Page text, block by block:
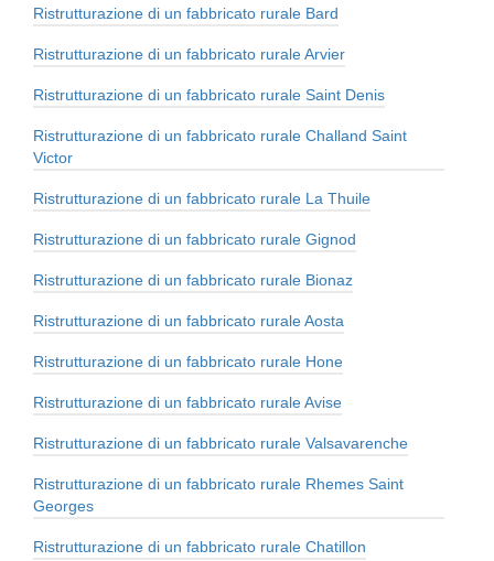
Ristrutturazione di un fabbricato rurale Bard
Ristrutturazione di un fabbricato rurale Arvier
Ristrutturazione di un fabbricato rurale Saint Denis
Ristrutturazione di un fabbricato rurale Challand Saint
Victor
Ristrutturazione di un fabbricato rurale La Thuile
Ristrutturazione di un fabbricato rurale Gignod
Ristrutturazione di un fabbricato rurale Bionaz
Ristrutturazione di un fabbricato rurale Aosta
Ristrutturazione di un fabbricato rurale Hone
Ristrutturazione di un fabbricato rurale Avise
Ristrutturazione di un fabbricato rurale Valsavarenche
Ristrutturazione di un fabbricato rurale Rhemes Saint
Georges
Ristrutturazione di un fabbricato rurale Chatillon